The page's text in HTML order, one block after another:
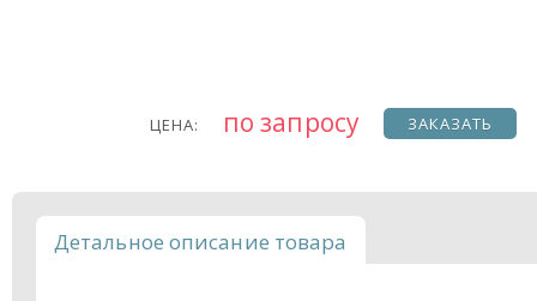
ЦЕНА: по запросу ЗАКАЗАТЬ
Детальное описание товара